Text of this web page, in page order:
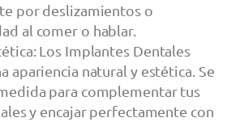
por deslizamientos o
al comer o hablar.
Los Implantes Dentales
apariencia natural y estética. Se
para complementar tus
y encajar perfectamente con